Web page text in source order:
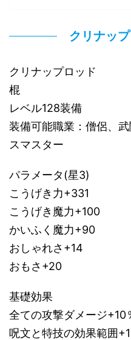
クリナッ
クリナップロッド
棍
レベル128装備
装備可能職業：僧侶、
スマスター
パラメータ(星3)
こうげき力+331
こうげき魔力+100
かいふく魔力+90
おしゃれさ+14
おもさ+20
基礎効果
全ての攻撃ダメージ+10
呪文と特技の効果範囲